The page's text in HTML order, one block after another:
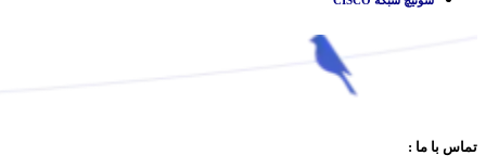
تماس با ما :